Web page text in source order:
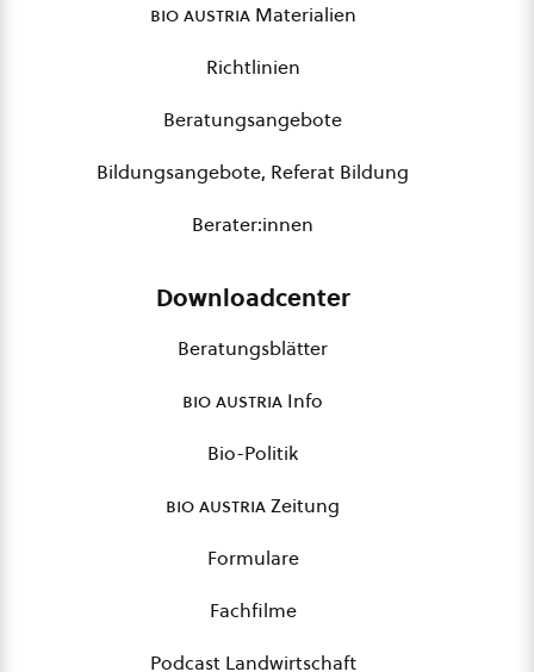
bio austriaMaterialien
Richtlinien
Beratungsangebote
Bildungsangebote, Referat Bildung
Berater:innen
Downloadcenter
Beratungsblätter
bio austria Info
Bio-Politik
bio austriaZeitung
Formulare
Fachfilme
Podcast Landwirtschaft